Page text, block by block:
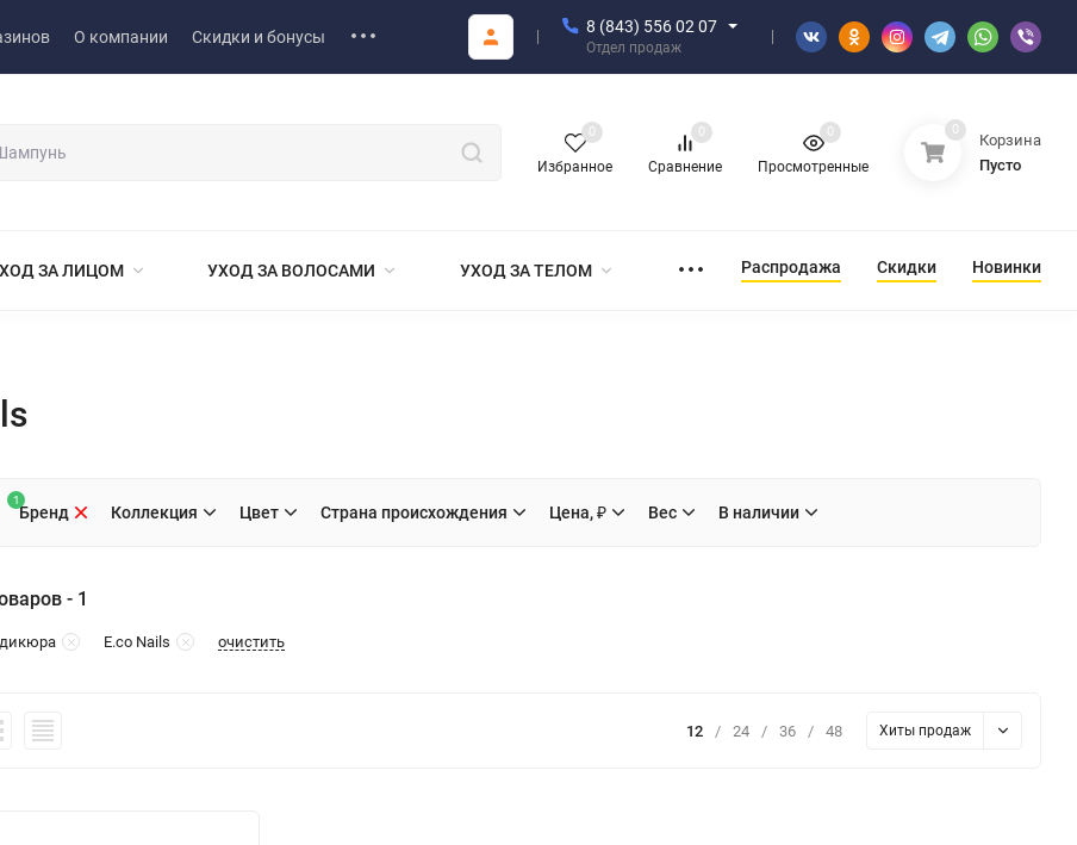
О компании Скидки и бонусы
8 (843) 556 02 07
Отдел продаж
Избранное
0
Сравнение
0
Просмотренные
0 0
Корзина
Пусто
ЗА ЛИЦОМ УХОД ЗА ВОЛОСАМИ УХОД ЗА ТЕЛОМ Распродажа Скидки Новинки
Бренд
1
Коллекция Цвет Страна происхождения Цена, ₽ Вес В наличии
- 1
E.co Nails очистить
12 / 24 / 36 / 48 Хиты продаж